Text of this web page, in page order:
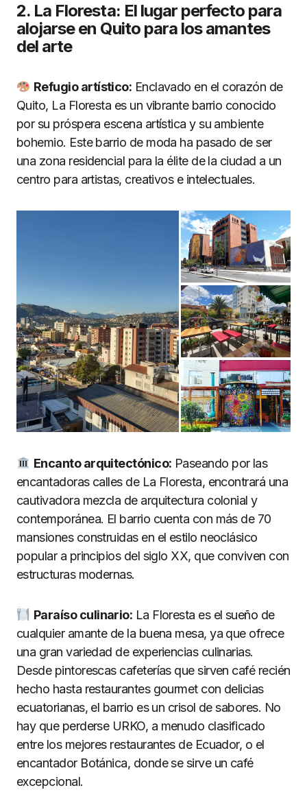
2. La Floresta: El lugar perfecto para
alojarse en Quito para los amantes
del arte
Refugio artístico: Enclavado en el corazón de
Quito, La Floresta es un vibrante barrio conocido
por su próspera escena artística y su ambiente
bohemio. Este barrio de moda ha pasado de ser
una zona residencial para la élite de la ciudad a un
centro para artistas, creativos e intelectuales.
Encanto arquitectónico: Paseando por las
encantadoras calles de La Floresta, encontrará una
cautivadora mezcla de arquitectura colonial y
contemporánea. El barrio cuenta con más de 70
mansiones construidas en el estilo neoclásico
popular a principios del siglo XX, que conviven con
estructuras modernas.
Paraíso culinario: La Floresta es el sueño de
cualquier amante de la buena mesa, ya que ofrece
una gran variedad de experiencias culinarias.
Desde pintorescas cafeterías que sirven café recién
hecho hasta restaurantes gourmet con delicias
ecuatorianas, el barrio es un crisol de sabores. No
hay que perderse URKO, a menudo clasificado
entre los mejores restaurantes de Ecuador, o el
encantador Botánica, donde se sirve un café
excepcional.